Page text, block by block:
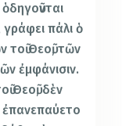
πάλι ὁ
Θεοῦ, τῶν
ἐμφάνισιν.
Θεοῦ, δὲν